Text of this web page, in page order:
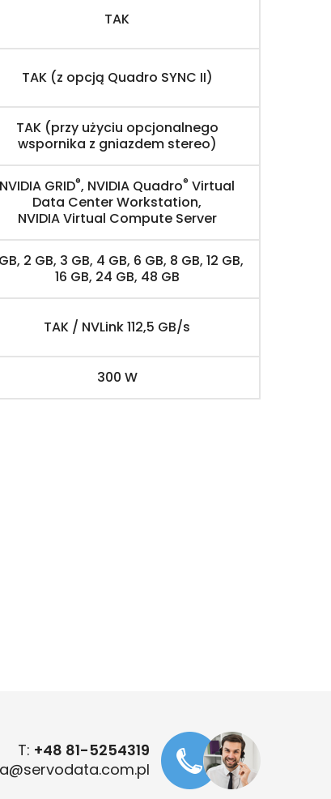
TAK
TAK (z opcją Quadro SYNC II)
TAK (przy użyciu opcjonalnego
wspornika z gniazdem stereo)
NVIDIA GRID®, NVIDIA Quadro® Virtual
Data Center Workstation,
NVIDIA Virtual Compute Server
2 GB, 3 GB, 4 GB, 6 GB, 8 GB, 12 GB,
16 GB, 24 GB, 48 GB
TAK / NVLink 112,5 GB/s
300 W
T: +48 81-5254319